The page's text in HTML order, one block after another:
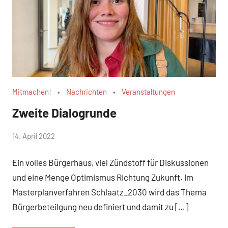
Mitmachen! Nachrichten Veranstaltungen
Zweite Dialogrunde
von
14. April 2022
Ein volles Bürgerhaus, viel Zündstoff für Diskussionen
und eine Menge Optimismus Richtung Zukunft. Im
Masterplanverfahren Schlaatz_2030 wird das Thema
Bürgerbeteilgung neu definiert und damit zu […]